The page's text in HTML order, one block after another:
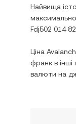
Найвища
Fdj502 014
Ціна
франк в
валюти на